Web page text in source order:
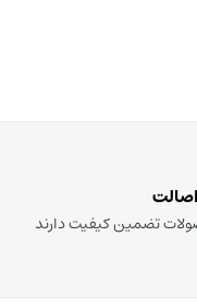
تضمین کیفیت دارند